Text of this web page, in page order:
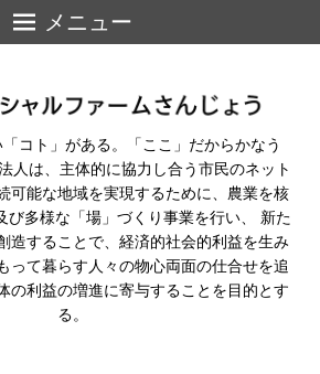
メニュー
「コト」がある。「ここ」だからかなう
人は、主体的に協力し合う市民のネット
可能な地域を実現するために、農業を核
び多様な「場」づくり事業を行い、 新た
造することで、経済的社会的利益を生み
って暮らす人々の物心両面の仕合せを追
の利益の増進に寄与することを目的とす
る。